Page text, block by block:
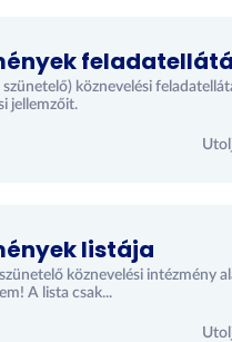
köznevelési
jellemzőit.
listája
köznevelési intézmény
A lista csak...